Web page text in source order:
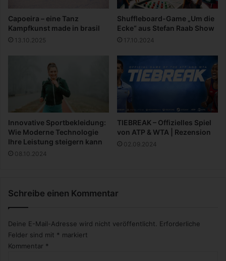
r
e
c
k
e
r
z
e
n
Capoeira – eine Tanz
Kampfkunst made in brasil
13.10.2025
Shuffleboard-Game „Um die
Ecke“ aus Stefan Raab Show
17.10.2024
Innovative Sportbekleidung:
Wie Moderne Technologie
Ihre Leistung steigern kann
08.10.2024
TIEBREAK – Offizielles Spiel
von ATP & WTA | Rezension
02.09.2024
Schreibe einen Kommentar
Deine E-Mail-Adresse wird nicht veröffentlicht.
Erforderliche
Felder sind mit * markiert
Kommentar *